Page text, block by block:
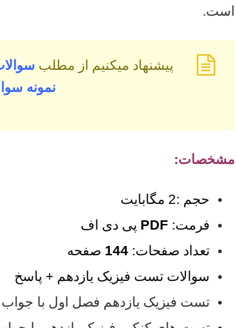
است.
پیشنهاد میکنیم از مطلب
نمونه
مشخصات:
حجم :2 مگابایت
فرمت: PDF پی دی اف
تعداد صفحات: 144 صفحه
سوالات تست فیزیک یازدهم + پاسخ
تست فیزیک یازدهم فصل اول با جواب